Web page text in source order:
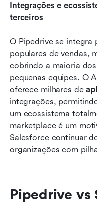
Integrações e
terceiros
O Pipedrive se integra
populares de vendas,
cobrindo a maioria
pequenas equipes. O
oferece milhares de
integrações,
um ecossistema
marketplace é um
Salesforce continuar
organizações com
Pipedrive vs